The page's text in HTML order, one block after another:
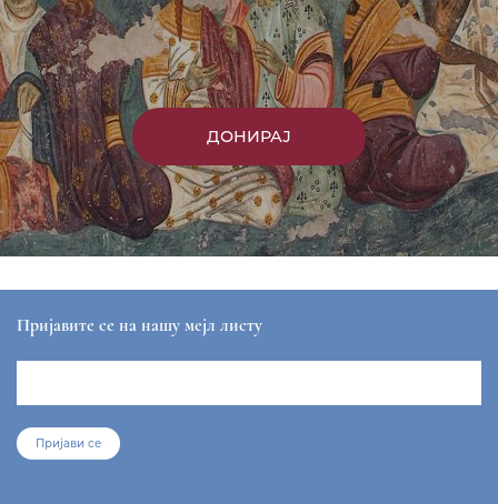
ДОНИРАЈ
Пријавите се на нашу мејл листу
Пријави се